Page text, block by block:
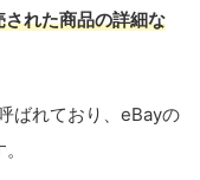
れた商品の詳細な
ばれており、eBayの